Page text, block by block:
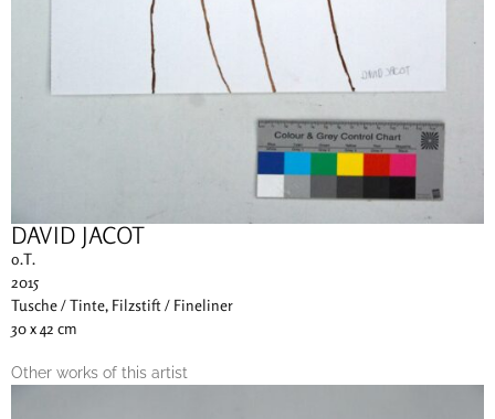
DAVID JACOT
o.T.
2015
Tusche / Tinte, Filzstift / Fineliner
30 x 42 cm
Other works of this artist